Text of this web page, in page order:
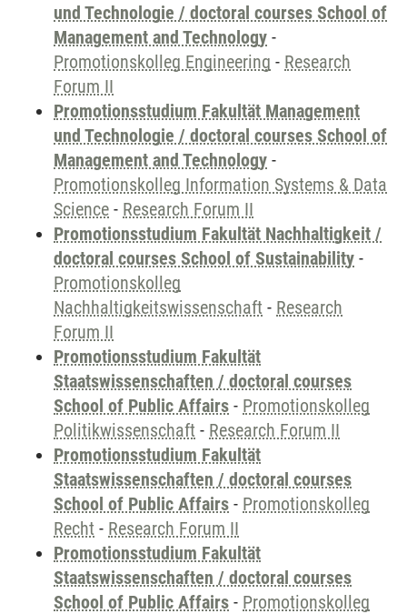
und Technologie / doctoral courses School of
Management and Technology -
Promotionskolleg Engineering - Research
Forum II
Promotionsstudium Fakultät Management
und Technologie / doctoral courses School of
Management and Technology -
Promotionskolleg Information Systems & Data
Science - Research Forum II
Promotionsstudium Fakultät Nachhaltigkeit /
doctoral courses School of Sustainability -
Promotionskolleg
Nachhaltigkeitswissenschaft - Research
Forum II
Promotionsstudium Fakultät
Staatswissenschaften / doctoral courses
School of Public Affairs - Promotionskolleg
Politikwissenschaft - Research Forum II
Promotionsstudium Fakultät
Staatswissenschaften / doctoral courses
School of Public Affairs - Promotionskolleg
Recht - Research Forum II
Promotionsstudium Fakultät
Staatswissenschaften / doctoral courses
School of Public Affairs - Promotionskolleg